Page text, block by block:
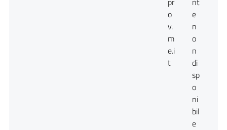
o
v.
m
e.i
t
e
n
o
n
di
sp
o
ni
bil
e